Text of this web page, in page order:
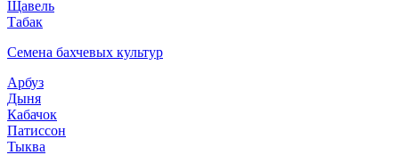
Щавель
Табак
Семена бахчевых культур
Арбуз
Дыня
Кабачок
Патиссон
Тыква